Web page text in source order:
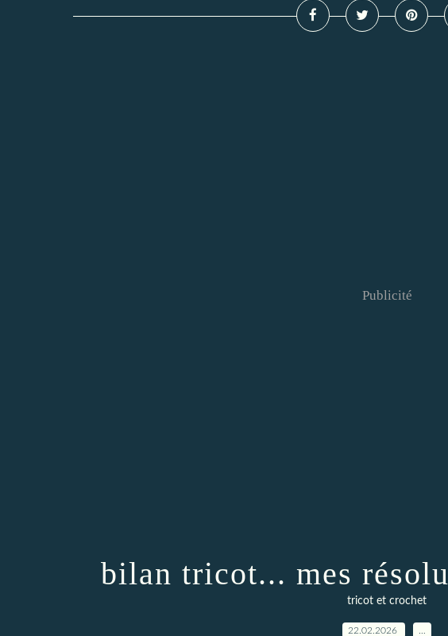
Publicité
bilan tricot... mes
tricot et crochet
22.02.2026